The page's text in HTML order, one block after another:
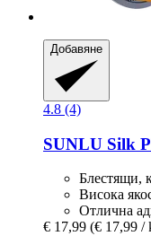
Добавяне
4.8 (4)
SUNLU Silk
Блестящи,
Висока
Отлична
€ 17,99 (€ 17,99 /